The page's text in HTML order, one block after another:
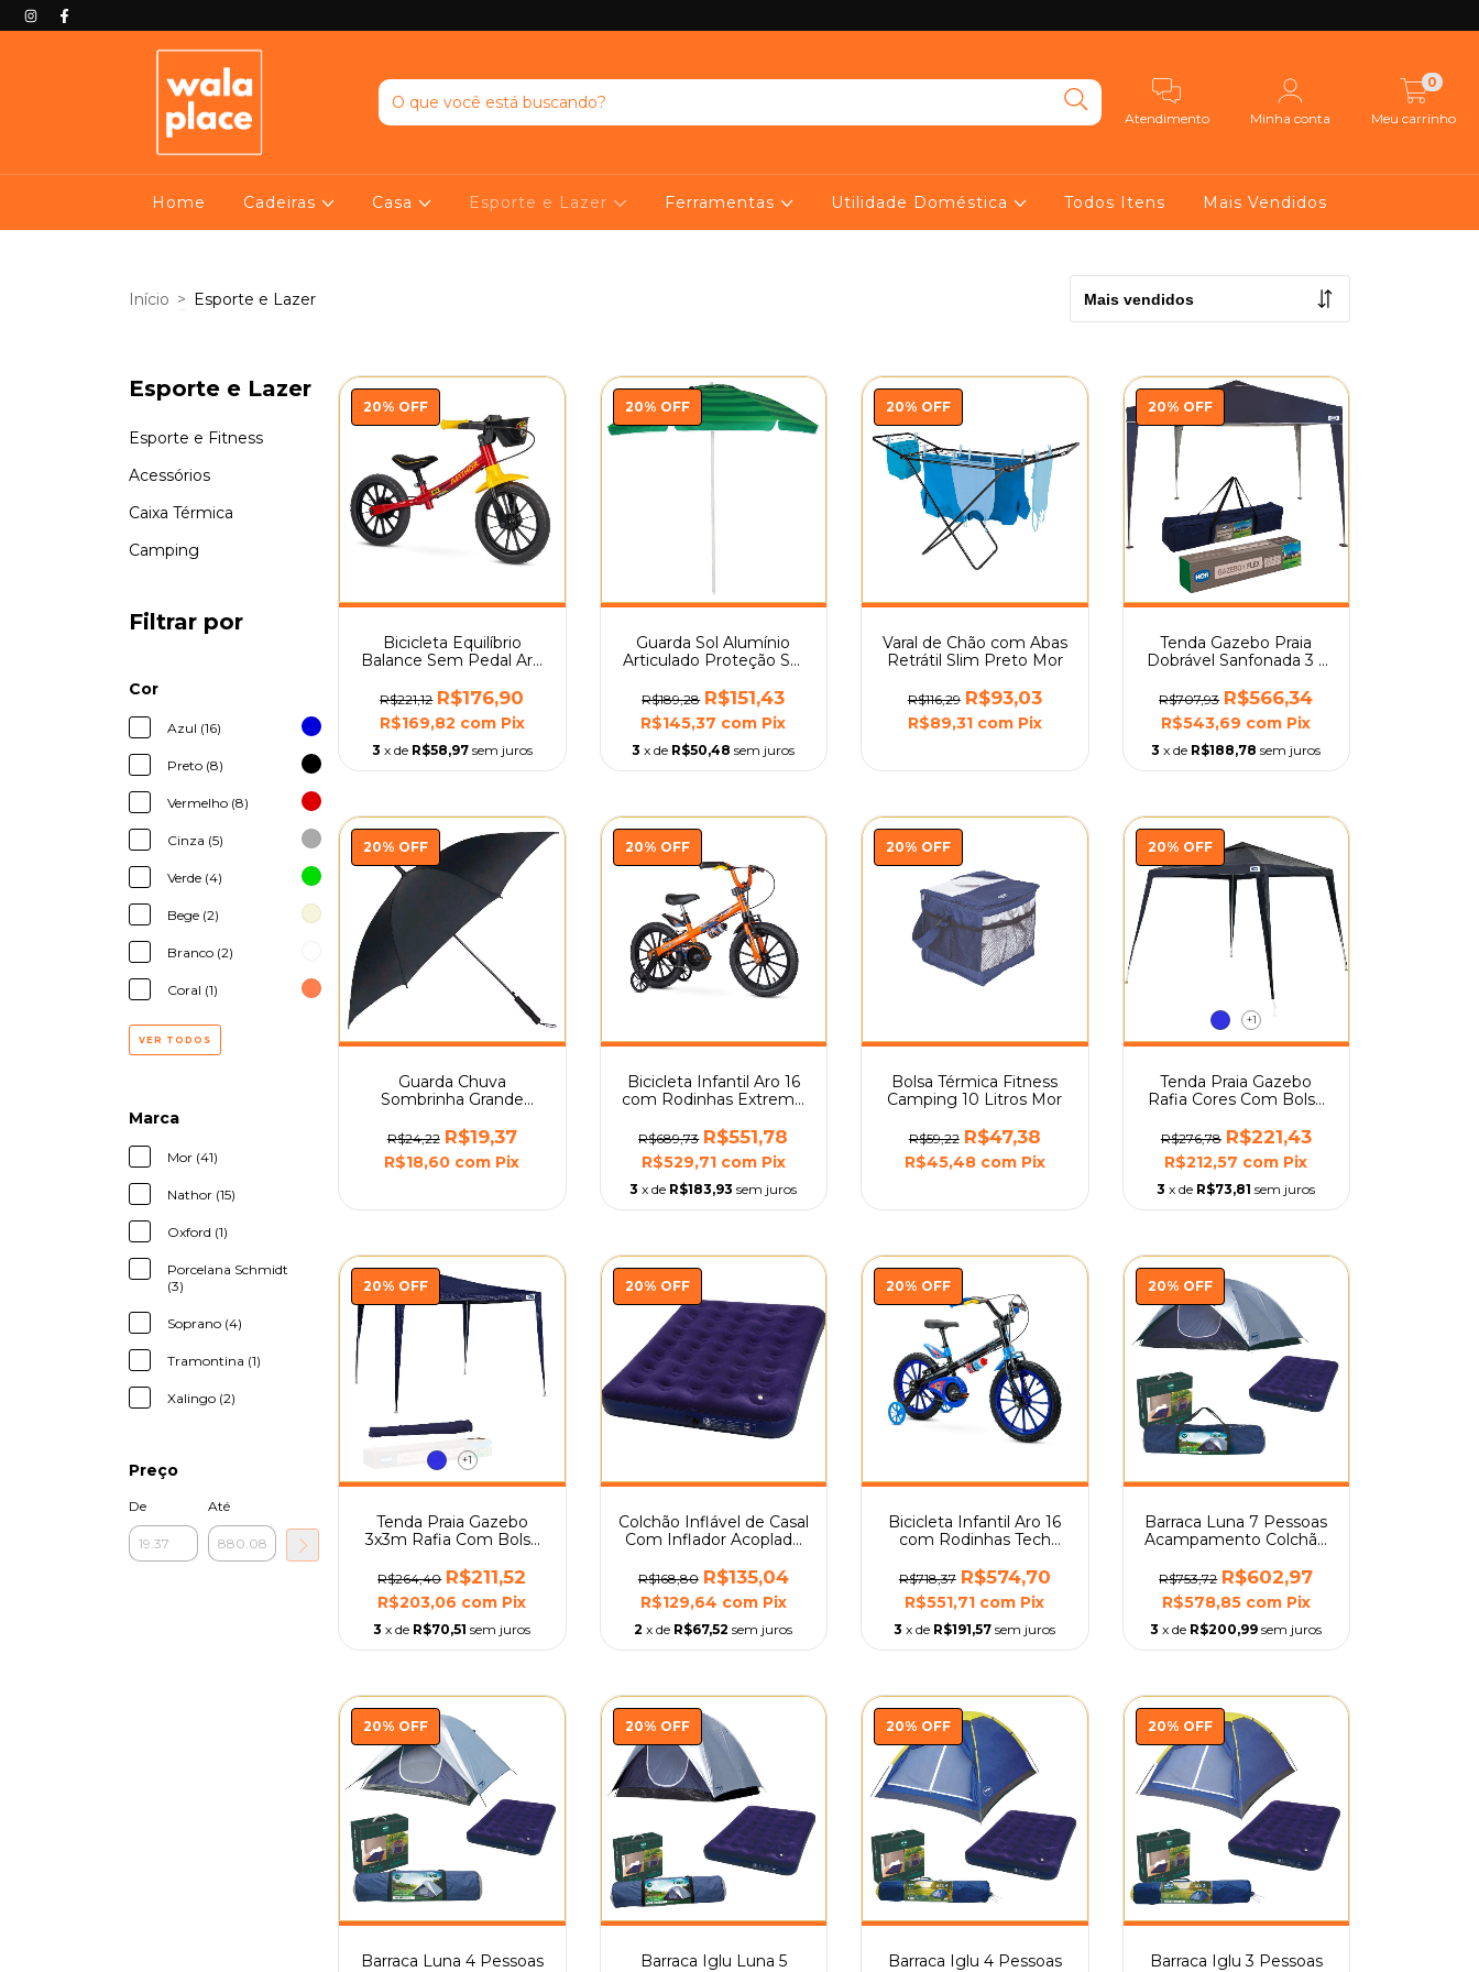
Atendimento Minha conta Meu carrinho
0
Home Cadeiras Casa Esporte e Lazer Ferramentas Utilidade Doméstica Todos Itens Mais Vendidos
Início > Esporte e Lazer
Esporte e Lazer
Esporte e Fitness
Acessórios
Caixa Térmica
Camping
Filtrar por
Cor
Azul (16)
Preto (8)
Vermelho (8)
Cinza (5)
Verde (4)
Bege (2)
Branco (2)
Coral (1)
VER TODOS
Marca
Mor (41)
Nathor (15)
Oxford (1)
Porcelana Schmidt
(3)
Soprano (4)
Tramontina (1)
Xalingo (2)
Preço
De Até
20% OFF
Bicicleta Equilíbrio
Balance Sem Pedal Aro
R$221,12 R$176,90
R$169,82 com Pix
3 x de R$58,97 sem juros
20% OFF
Guarda Sol Alumínio
Articulado Proteção Sol
R$189,28 R$151,43
R$145,37 com Pix
3 x de R$50,48 sem juros
20% OFF
Varal de Chão com Abas
Retrátil Slim Preto Mor
R$116,29 R$93,03
R$89,31 com Pix
20% OFF
Tenda Gazebo Praia
Dobrável Sanfonada 3 x
R$707,93 R$566,34
R$543,69 com Pix
3 x de R$188,78 sem juros
20% OFF
Guarda Chuva
Sombrinha Grande
Reforçado Mor
R$24,22 R$19,37
R$18,60 com Pix
20% OFF
Bicicleta Infantil Aro 16
com Rodinhas Extreme
R$689,73 R$551,78
R$529,71 com Pix
3 x de R$183,93 sem juros
20% OFF
Bolsa Térmica Fitness
Camping 10 Litros Mor
R$59,22 R$47,38
R$45,48 com Pix
20% OFF
+1
Tenda Praia Gazebo
Rafia Cores Com Bolsa
R$276,78 R$221,43
R$212,57 com Pix
3 x de R$73,81 sem juros
20% OFF
+1
Tenda Praia Gazebo
3x3m Rafia Com Bolsa
R$264,40 R$211,52
R$203,06 com Pix
3 x de R$70,51 sem juros
20% OFF
Colchão Inflável de Casal
Com Inflador Acoplado
R$168,80 R$135,04
R$129,64 com Pix
2 x de R$67,52 sem juros
20% OFF
Bicicleta Infantil Aro 16
com Rodinhas Tech
R$718,37 R$574,70
R$551,71 com Pix
3 x de R$191,57 sem juros
20% OFF
Barraca Luna 7 Pessoas
Acampamento Colchão
R$753,72 R$602,97
R$578,85 com Pix
3 x de R$200,99 sem juros
20% OFF
Barraca Luna 4 Pessoas
20% OFF
Barraca Iglu Luna 5
20% OFF
Barraca Iglu 4 Pessoas
20% OFF
Barraca Iglu 3 Pessoas